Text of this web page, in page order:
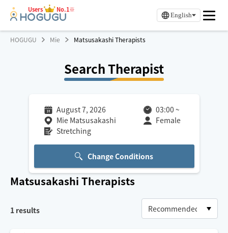
Users No.1※
English
HOGUGU Mie Matsusakashi Therapists
Search Therapist
August 7, 2026 03:00 ~
Mie Matsusakashi
Female
Stretching
Change Conditions
Matsusakashi Therapists
1 results